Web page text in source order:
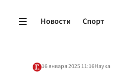
Новости Спорт
16 января 2025 11:16Наука